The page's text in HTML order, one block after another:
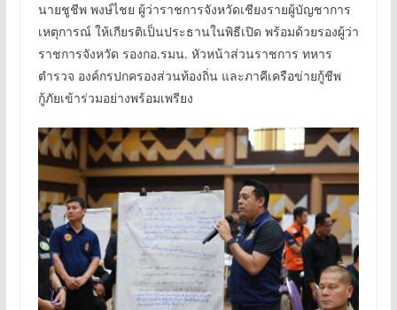
นายชูชีพ พงษ์ไชย ผู้ว่าราชการจังหวัดเชียงรายผู้บัญชาการ
เหตุการณ์ ให้เกียรติเป็นประธานในพิธีเปิด พร้อมด้วยรองผู้ว่า
ราชการจังหวัด รองกอ.รมน. หัวหน้าส่วนราชการ ทหาร
ตำรวจ องค์กรปกครองส่วนท้องถิ่น และภาคีเครือข่ายกู้ชีพ
กู้ภัยเข้าร่วมอย่างพร้อมเพรียง